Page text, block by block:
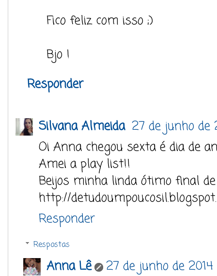
Fico feliz com isso ;)
Bjo !
Responder
Silvana Almeida 27 de junho de
Oi Anna chegou sexta é dia de
Amei a play list!!
Beijos minha linda ótimo final
http://
Responder
Respostas
Anna Lê
27 de junho de 2014